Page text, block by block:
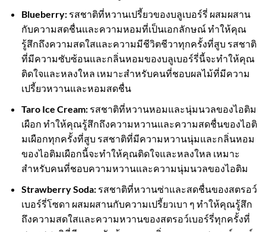
Blueberry:รสชาติที่หวานเปรี้ยวของบลูเบอร์รี่ ผสมผสาน
กับความสดชื่นและความหอมที่เป็นเอกลักษณ์ ทำให้คุณ
รู้สึกถึงความสดใสและความมีชีวิตชีวาทุกครั้งที่สูบ รสชาติ
ที่มีความซับซ้อนและกลิ่นหอมของบลูเบอร์รี่นี้จะทำให้คุณ
ติดใจและหลงใหล เหมาะสำหรับคนที่ชอบผลไม้ที่มีความ
เปรี้ยวหวานและหอมสดชื่น
Taro Ice Cream:รสชาติที่หวานหอมและนุ่มนวลของไอติม
เผือก ทำให้คุณรู้สึกถึงความหวานและความสดชื่นของไอติ
มเผือกทุกครั้งที่สูบ รสชาติที่มีความหวานนุ่มและกลิ่นหอม
ของไอติมเผือกนี้จะทำให้คุณติดใจและหลงใหล เหมาะ
สำหรับคนที่ชอบความหวานและความนุ่มนวลของไอติม
Strawberry Soda:รสชาติที่หวานซ่าและสดชื่นของสตรอว์
เบอร์รี่โซดา ผสมผสานกับความเปรี้ยวเบา ๆ ทำให้คุณรู้สึก
ถึงความสดใสและความหวานของสตรอว์เบอร์รี่ทุกครั้งที่